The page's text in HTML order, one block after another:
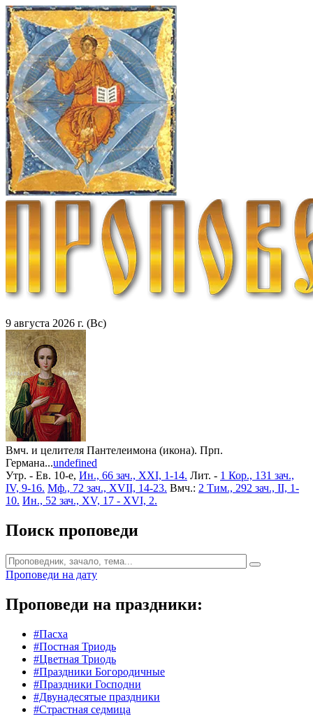
9 августа 2026 г. (Вс)
Вмч. и целителя Пантелеимона (икона). Прп.
Германа...undefined
Утр. - Ев. 10-е, Ин., 66 зач., XXI, 1-14. Лит. - 1 Кор., 131 зач.,
IV, 9-16. Мф., 72 зач., XVII, 14-23. Вмч.: 2 Тим., 292 зач., II, 1-
10. Ин., 52 зач., XV, 17 - XVI, 2.
Поиск проповеди
Проповеди на дату
Проповеди на праздники:
#Пасха
#Постная Триодь
#Цветная Триодь
#Праздники Богородичные
#Праздники Господни
#Двунадесятые праздники
#Страстная седмица